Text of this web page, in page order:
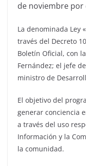
de noviembre por
La denominada Ley
través del Decreto
Boletín Oficial, con
Fernández; el jefe
ministro de
El objetivo del
generar conciencia
a través del uso
Información y la
la comunidad.